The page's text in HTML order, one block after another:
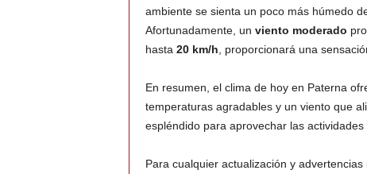
ambiente se sienta un poco más húmedo
Afortunadamente, un viento moderado
hasta 20 km/h, proporcionará una
En resumen, el clima de hoy en Paterna
temperaturas agradables y un viento que
espléndido para aprovechar las actividades
Para cualquier actualización y